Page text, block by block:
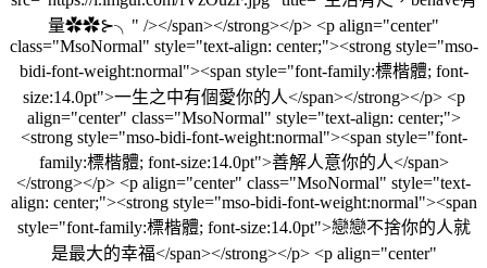
量✿✿⊱╮" /></span></strong></p> <p align="center"
class="MsoNormal" style="text-align: center;"><strong style="mso-
bidi-font-weight:normal"><span style="font-family:標楷體; font-
size:14.0pt">一生之中有個愛你的人</span></strong></p> <p
align="center" class="MsoNormal" style="text-align: center;">
<strong style="mso-bidi-font-weight:normal"><span style="font-
family:標楷體; font-size:14.0pt">善解人意你的人</span>
</strong></p> <p align="center" class="MsoNormal" style="text-
align: center;"><strong style="mso-bidi-font-weight:normal"><span
style="font-family:標楷體; font-size:14.0pt">戀戀不捨你的人就
是最大的幸福</span></strong></p> <p align="center"